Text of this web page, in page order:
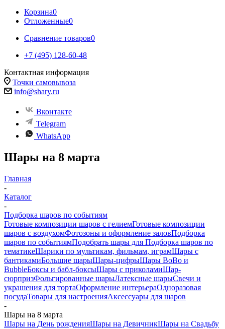
Корзина0
Отложенные0
Сравнение товаров0
+7 (495) 128-60-48
Контактная информация
Точки самовывоза
info@shary.ru
Вконтакте
Telegram
WhatsApp
Шары на 8 марта
Главная
-
Каталог
-
Подборка шаров по событиям
Готовые композиции шаров с гелиемГотовые композиции
шаров с воздухомФотозоны и оформление заловПодборка
шаров по событиямПодобрать шары для Подборка шаров по
тематикеШарики по мультикам, фильмам, играмШары с
бантикамиБольшие шарыШары-цифрыШары BoBo и
BubbleБоксы и бабл-боксыШары с приколамиШар-
сюрпризФольгированные шарыЛатексные шарыСвечи и
украшения для тортаОформление интерьераОдноразовая
посудаТовары для настроенияАксессуары для шаров
-
Шары на 8 марта
Шары на День рожденияШары на ДевичникШары на Свадьбу